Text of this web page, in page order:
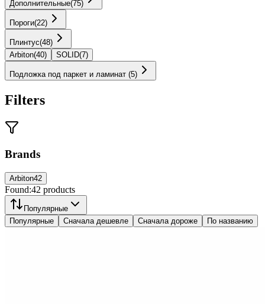
Дополнительные(75)
Пороги(22)
Плинтус(48)
Arbiton(40) SOLID(7)
Подложка под паркет и ламинат (5)
Filters
Brands
Arbiton42
Found:42 products
Популярные
Популярные
Сначала дешевле Сначала дороже По названию